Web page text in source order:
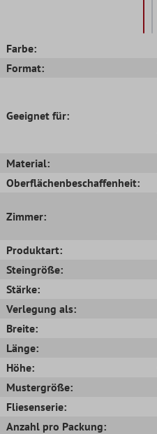
Farbe:
Format:
Geeignet für:
Material:
Oberflächenbeschaffenheit:
Zimmer:
Produktart:
Steingröße:
Stärke:
Verlegung als:
Breite:
Länge:
Höhe:
Mustergröße:
Fliesenserie:
Anzahl pro Packung: